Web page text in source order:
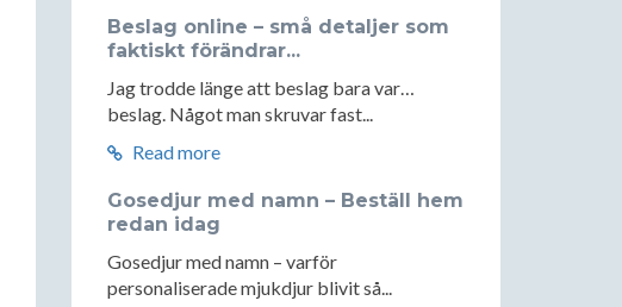
Beslag online – små detaljer som
faktiskt förändrar...
Jag trodde länge att beslag bara var…
beslag. Något man skruvar fast...
Read more
Gosedjur med namn – Beställ hem
redan idag
Gosedjur med namn – varför
personaliserade mjukdjur blivit så...